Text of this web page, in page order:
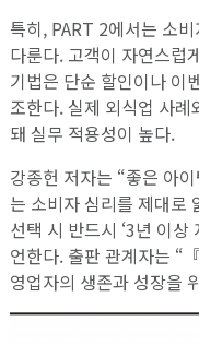
특히, PART 2에서는 소
다룬다. 고객이 자연스럽
기법은 단순 할인이나 이
조한다. 실제 외식업 사
돼 실무 적용성이 높다.
강종헌 저자는 “좋은 아
는 소비자 심리를 제대로
선택 시 반드시 ‘3년 이상
언한다. 출판 관계자는 “
영업자의 생존과 성장을